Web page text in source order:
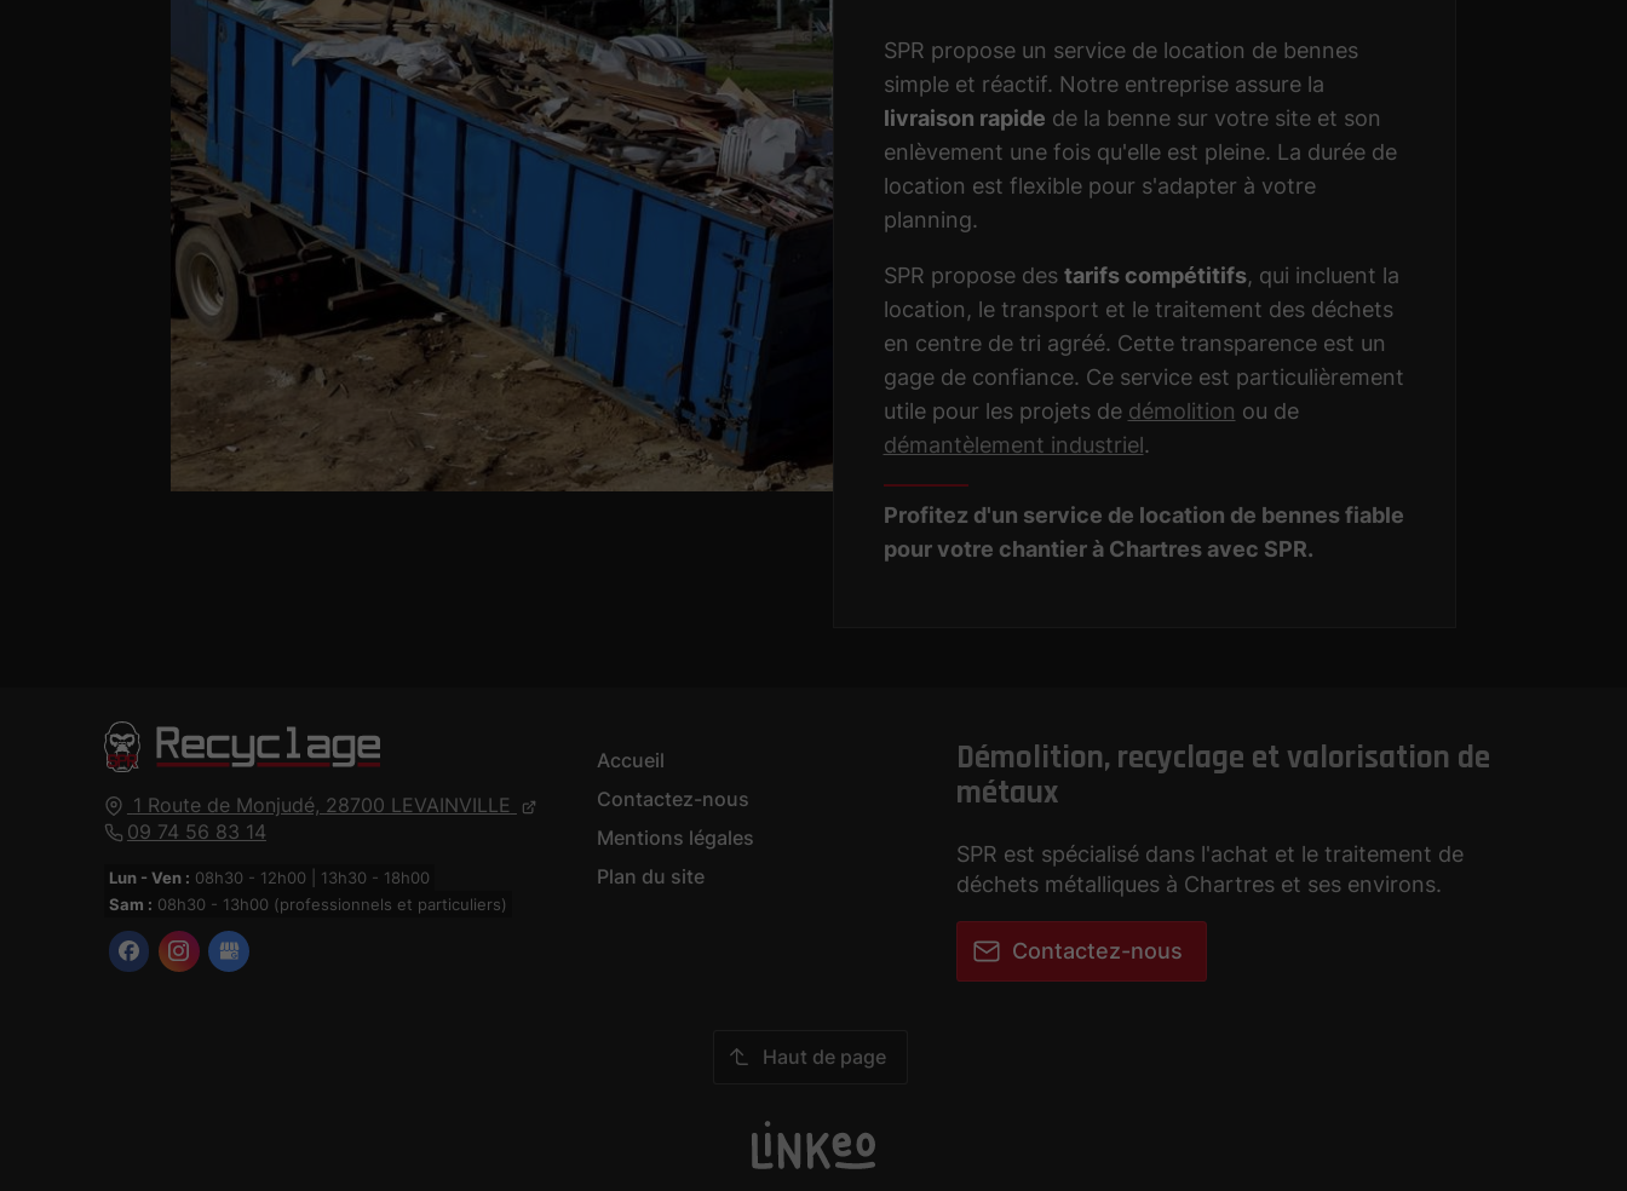
SPR propose un service de location de bennes
simple et réactif. Notre entreprise assure la
livraison rapide de la benne sur votre site et son
enlèvement une fois qu'elle est pleine. La durée de
location est flexible pour s'adapter à votre
planning.
SPR propose des tarifs compétitifs, qui incluent la
location, le transport et le traitement des déchets
en centre de tri agréé. Cette transparence est un
gage de confiance. Ce service est particulièrement
utile pour les projets de démolition ou de
démantèlement industriel.
Profitez d'un service de location de bennes fiable
pour votre chantier à Chartres avec SPR.
1 Route de Monjudé, 28700 LEVAINVILLE
09 74 56 83 14
Lun - Ven : 08h30 - 12h00 | 13h30 - 18h00
Sam : 08h30 - 13h00 (professionnels et particuliers)
Accueil
Contactez-nous
Mentions légales
Plan du site
Démolition, recyclage et valorisation de
métaux
SPR est spécialisé dans l'achat et le traitement de
déchets métalliques à Chartres et ses environs.
Contactez-nous
Haut de page